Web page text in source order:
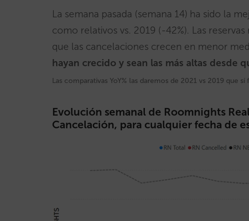
La semana pasada (semana 14) ha sido la
como relativos vs. 2019 (-42%). Las
que las cancelaciones crecen en menor
hayan crecido y sean las más altas desde
Las comparativas YoY% las daremos de 2021 vs 2019 que sí
Evolución semanal de Roomnights
Cancelación, para cualquier fecha de